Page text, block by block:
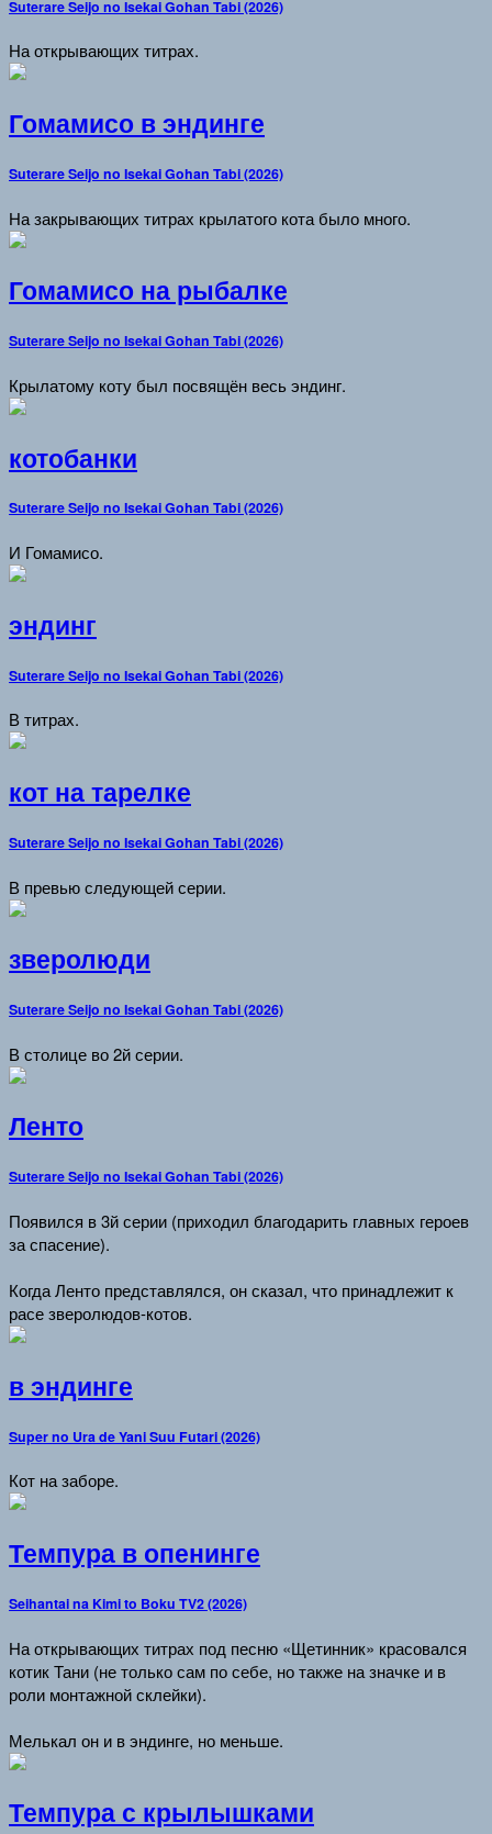
Suterare Seijo no Isekai Gohan Tabi (2026)
На открывающих титрах.
Гомамисо в эндинге
Suterare Seijo no Isekai Gohan Tabi (2026)
На закрывающих титрах крылатого кота было много.
Гомамисо на рыбалке
Suterare Seijo no Isekai Gohan Tabi (2026)
Крылатому коту был посвящён весь эндинг.
котобанки
Suterare Seijo no Isekai Gohan Tabi (2026)
И Гомамисо.
эндинг
Suterare Seijo no Isekai Gohan Tabi (2026)
В титрах.
кот на тарелке
Suterare Seijo no Isekai Gohan Tabi (2026)
В превью следующей серии.
зверолюди
Suterare Seijo no Isekai Gohan Tabi (2026)
В столице во 2й серии.
Ленто
Suterare Seijo no Isekai Gohan Tabi (2026)
Появился в 3й серии (приходил благодарить главных героев
за спасение).
Когда Ленто представлялся, он сказал, что принадлежит к
расе зверолюдов-котов.
в эндинге
Super no Ura de Yani Suu Futari (2026)
Кот на заборе.
Темпура в опенинге
Seihantai na Kimi to Boku TV2 (2026)
На открывающих титрах под песню «Щетинник» красовался
котик Тани (не только сам по себе, но также на значке и в
роли монтажной склейки).
Мелькал он и в эндинге, но меньше.
Темпура с крылышками